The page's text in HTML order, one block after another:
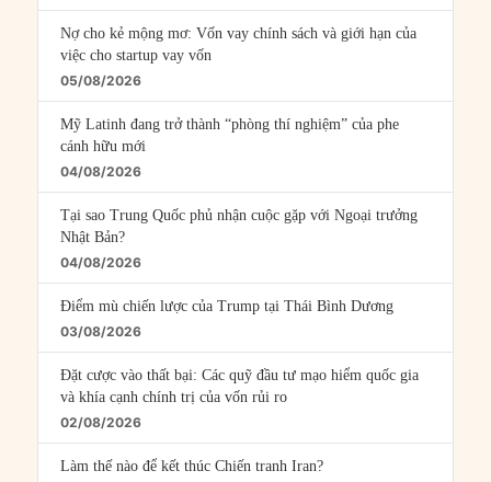
Nợ cho kẻ mộng mơ: Vốn vay chính sách và giới hạn của
việc cho startup vay vốn
05/08/2026
Mỹ Latinh đang trở thành “phòng thí nghiệm” của phe
cánh hữu mới
04/08/2026
Tại sao Trung Quốc phủ nhận cuộc gặp với Ngoại trưởng
Nhật Bản?
04/08/2026
Điểm mù chiến lược của Trump tại Thái Bình Dương
03/08/2026
Đặt cược vào thất bại: Các quỹ đầu tư mạo hiểm quốc gia
và khía cạnh chính trị của vốn rủi ro
02/08/2026
Làm thế nào để kết thúc Chiến tranh Iran?